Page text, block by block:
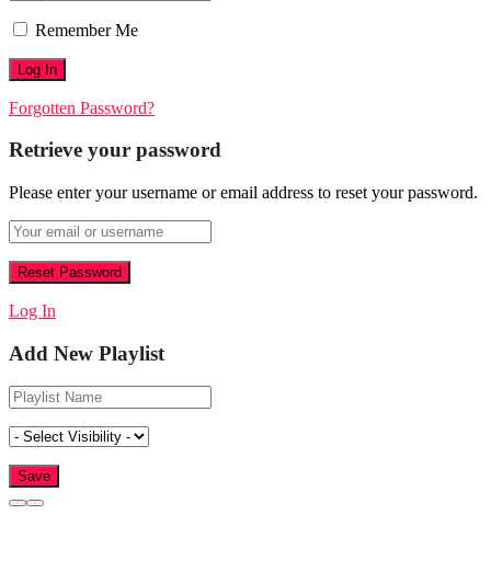
Remember Me
Forgotten Password?
Retrieve your password
Please enter your username or email address to reset your password.
Log In
Add New Playlist